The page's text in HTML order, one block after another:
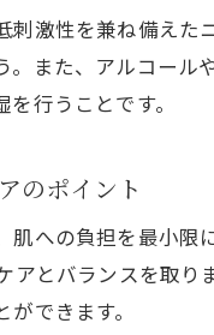
保
バ
実
肌
激性を兼ね備え
。また、アルコー
行うことです。
のポイント
肌への負担を最小
アとバランスを取
できます。